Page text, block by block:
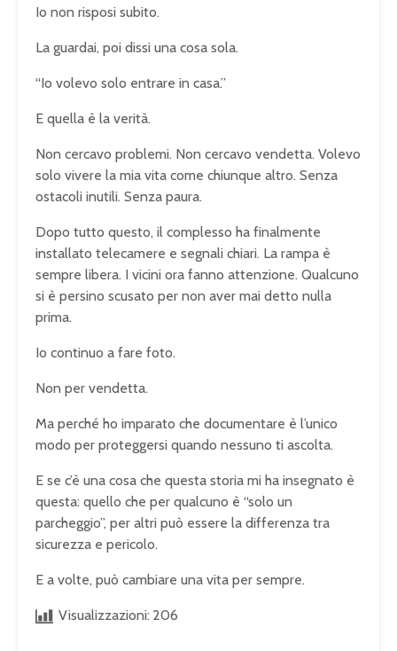
Io non risposi subito.
La guardai, poi dissi una cosa sola.
“Io volevo solo entrare in casa.”
E quella è la verità.
Non cercavo problemi. Non cercavo vendetta. Volevo
solo vivere la mia vita come chiunque altro. Senza
ostacoli inutili. Senza paura.
Dopo tutto questo, il complesso ha finalmente
installato telecamere e segnali chiari. La rampa è
sempre libera. I vicini ora fanno attenzione. Qualcuno
si è persino scusato per non aver mai detto nulla
prima.
Io continuo a fare foto.
Non per vendetta.
Ma perché ho imparato che documentare è l’unico
modo per proteggersi quando nessuno ti ascolta.
E se c’è una cosa che questa storia mi ha insegnato è
questa: quello che per qualcuno è “solo un
parcheggio”, per altri può essere la differenza tra
sicurezza e pericolo.
E a volte, può cambiare una vita per sempre.
Visualizzazioni: 206